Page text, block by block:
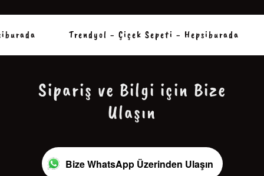
Trendyol - Çiçek Sepeti - Hepsiburada
Sipariş ve Bilgi için Bize
Ulaşın
Bize WhatsApp Üzerinden Ulaşın